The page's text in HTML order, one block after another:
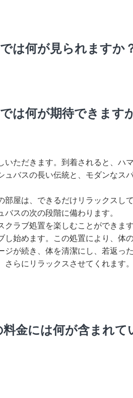
は何が見られますか
は何が期待できます
ただきます。到着されると、ハ
バスの長い伝統と、モダンなス
屋は、できるだけリラックスし
スの次の段階に備わります。
ラブ処置を楽しむことができま
始めます。この処置により、体
が続き、体を清潔にし、若返っ
らにリラックスさせてくれます
金には何が含まれて